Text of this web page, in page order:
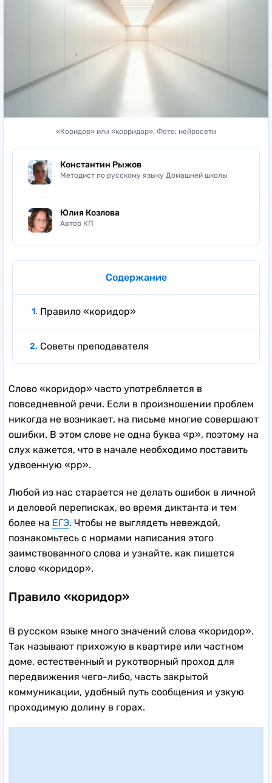
«Коридор» или «корридор». Фото: нейросети
Константин Рыжов
Методист по русскому языку Домашней школы
Юлия Козлова
Автор КП
Содержание
Правило «коридор»
Советы преподавателя
Слово «коридор» часто употребляется в
повседневной речи. Если в произношении проблем
никогда не возникает, на письме многие совершают
ошибки. В этом слове не одна буква «р», поэтому на
слух кажется, что в начале необходимо поставить
удвоенную «рр».
Любой из нас старается не делать ошибок в личной
и деловой переписках, во время диктанта и тем
более на ЕГЭ. Чтобы не выглядеть невеждой,
познакомьтесь с нормами написания этого
заимствованного слова и узнайте, как пишется
слово «коридор».
Правило «коридор»
В русском языке много значений слова «коридор».
Так называют прихожую в квартире или частном
доме, естественный и рукотворный проход для
передвижения чего-либо, часть закрытой
коммуникации, удобный путь сообщения и узкую
проходимую долину в горах.